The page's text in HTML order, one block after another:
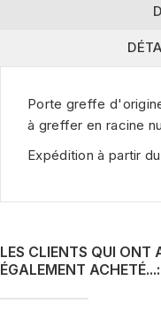
Porte greffe
à greffer en racine
Expédition à partir
LES CLIENTS QUI ONT
ÉGALEMENT ACHETÉ...: